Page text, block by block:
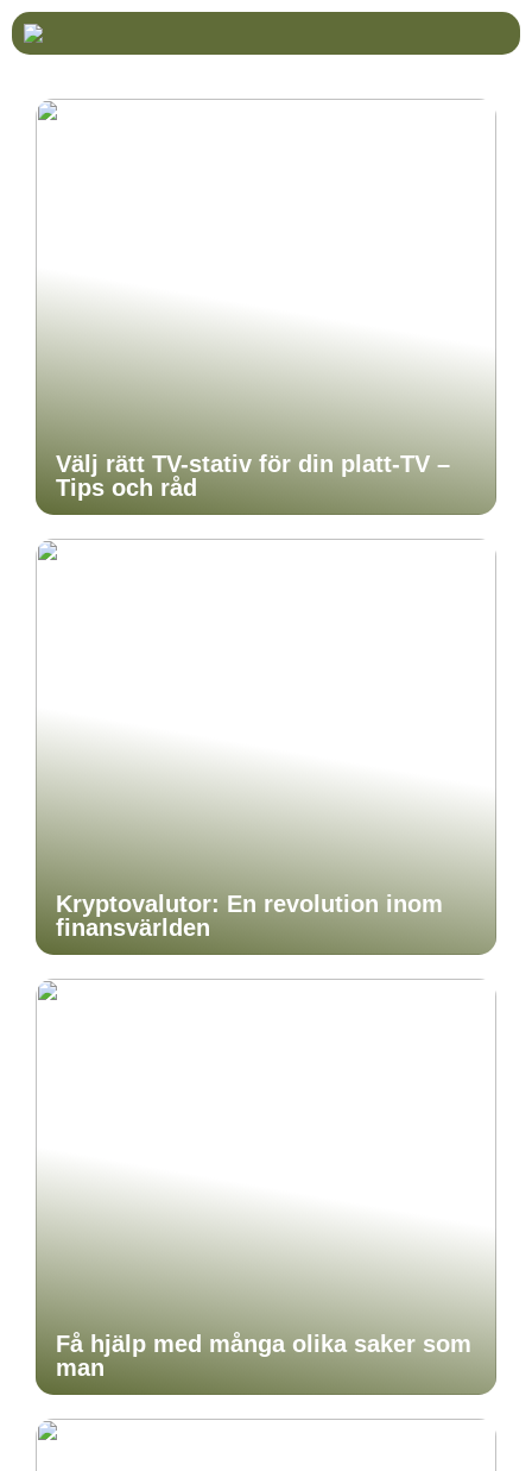
Välj rätt TV-stativ för din platt-TV –
Tips och råd
Kryptovalutor: En revolution inom
finansvärlden
Få hjälp med många olika saker som
man